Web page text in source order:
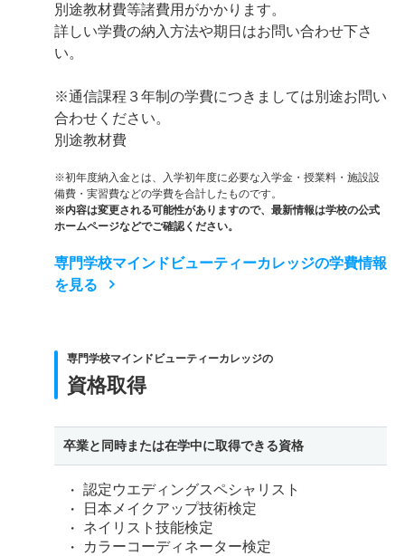
別途教材費等諸費用がかかります。
詳しい学費の納入方法や期日はお問い合わせ下さ
い。
※通信課程３年制の学費につきましては別途お問い
合わせください。
別途教材費
※初年度納入金とは、入学初年度に必要な入学金・授業料・施設設
備費・実習費などの学費を合計したものです。
※内容は変更される可能性がありますので、最新情報は学校の公式
ホームページなどでご確認ください。
専門学校マインドビューティーカレッジの学費情報
を見る
専門学校マインドビューティーカレッジの
資格取得
卒業と同時または在学中に取得できる資格
認定ウエディングスペシャリスト
日本メイクアップ技術検定
ネイリスト技能検定
カラーコーディネーター検定